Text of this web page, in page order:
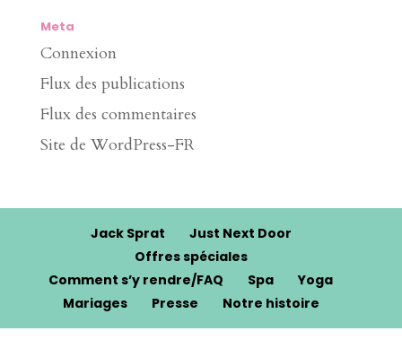
Meta
Connexion
Flux des publications
Flux des commentaires
Site de WordPress-FR
Jack Sprat
Just Next Door
Offres spéciales
Comment s’y rendre/FAQ
Spa
Yoga
Mariages
Presse Notre histoire